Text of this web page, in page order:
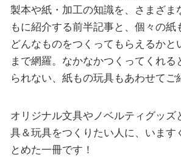
製本や紙・加工の知識を、さまざま
もに紹介する前半記事と、個々の紙
どんなものをつくってもらえるかと
まで網羅。なかなかつくってくれる
られない、紙もの玩具もあわせてご
オリジナル文具やノベルティグッズ
具＆玩具をつくりたい人に、います
とめた一冊です！